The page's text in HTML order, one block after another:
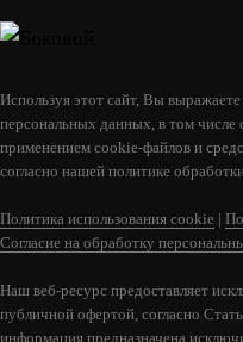
1000/50
Используя этот сайт, Вы
персональных данных, в том числе
применением cookie-файлов и
согласно нашей политике
Политика использования cookie |
Согласие на обработку
Наш веб-ресурс предоставляет
публичной офертой, согласно
информация предназначена